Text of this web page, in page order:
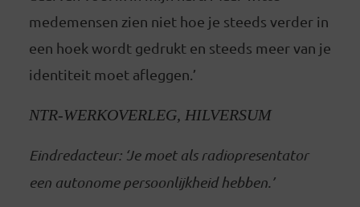
medemensen zien niet hoe je steeds verder in
een hoek wordt gedrukt en steeds meer van je
identiteit moet afleggen.’
NTR-WERKOVERLEG, HILVERSUM
Eindredacteur: ‘Je moet als radiopresentator
een autonome persoonlijkheid hebben.’